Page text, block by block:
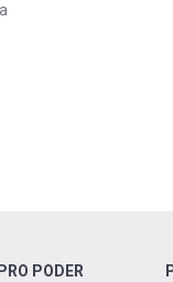
PRO PODER